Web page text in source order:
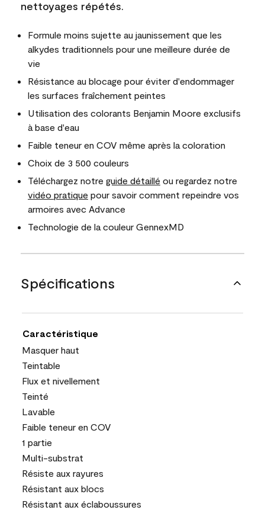
nettoyages répétés.
Formule moins sujette au jaunissement que les
alkydes traditionnels pour une meilleure durée de
vie
Résistance au blocage pour éviter d'endommager
les surfaces fraîchement peintes
Utilisation des colorants Benjamin Moore exclusifs
à base d'eau
Faible teneur en COV même après la coloration
Choix de 3 500 couleurs
Téléchargez notre guide détaillé ou regardez notre
vidéo pratique pour savoir comment repeindre vos
armoires avec Advance
Technologie de la couleur GennexMD
Spécifications
Caractéristique
Masquer haut
Teintable
Flux et nivellement
Teinté
Lavable
Faible teneur en COV
1 partie
Multi-substrat
Résiste aux rayures
Résistant aux blocs
Résistant aux éclaboussures